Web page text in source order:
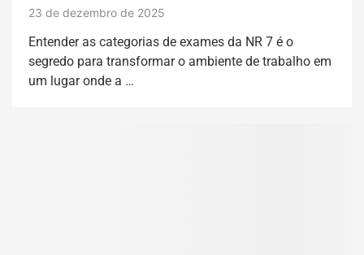
23 de dezembro de 2025
Entender as categorias de exames da NR 7 é o
segredo para transformar o ambiente de trabalho em
um lugar onde a …